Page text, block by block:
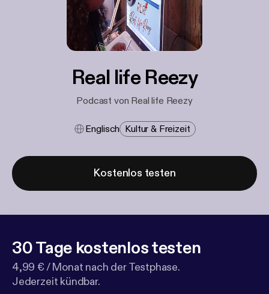
Real life Reezy
Podcast von Real life Reezy
Englisch Kultur & Freizeit
Kostenlos testen
30 Tage kostenlos testen
4,99 € / Monat nach der Testphase.
Jederzeit kündbar.